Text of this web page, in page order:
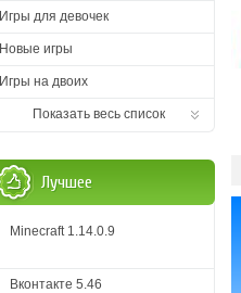
Игры для девочек
Новые игры
Игры на двоих
Показать весь список
Лучшее
Minecraft 1.14.0.9
Вконтакте 5.46